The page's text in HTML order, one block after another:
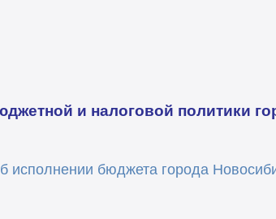
и налоговой политики
исполнении бюджета города